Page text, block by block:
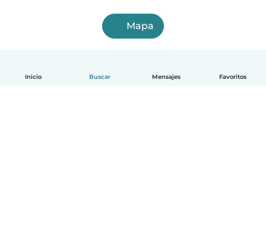
Inicio Buscar Mensajes Favoritos
Mapa